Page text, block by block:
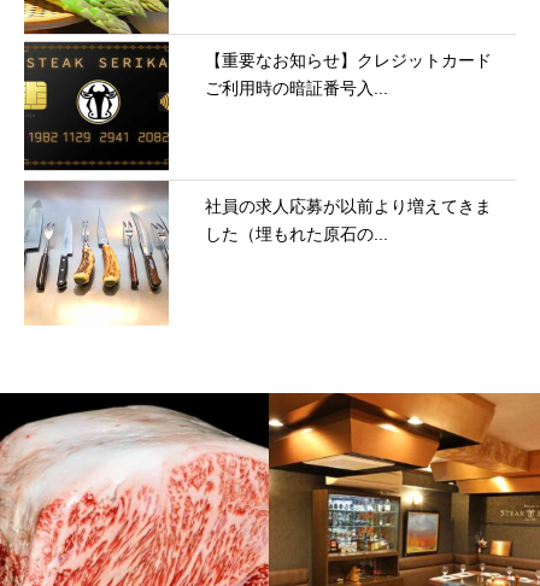
【重要なお知らせ】クレジットカード
ご利用時の暗証番号入...
社員の求人応募が以前より増えてきま
した（埋もれた原石の...